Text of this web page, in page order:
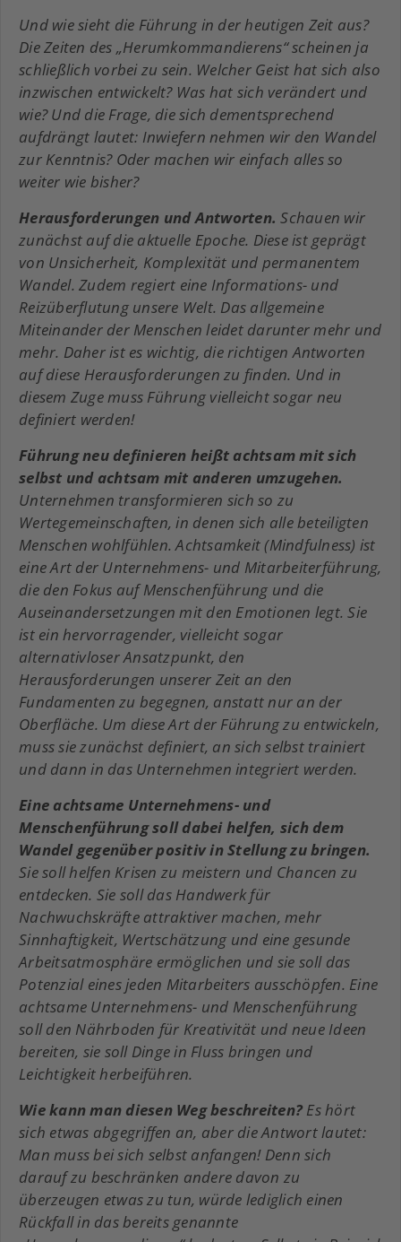
Und wie sieht die Führung in der heutigen Zeit aus?
Die Zeiten des „Herumkommandierens“ scheinen ja
schließlich vorbei zu sein. Welcher Geist hat sich also
inzwischen entwickelt? Was hat sich verändert und
wie? Und die Frage, die sich dementsprechend
aufdrängt lautet: Inwiefern nehmen wir den Wandel
zur Kenntnis? Oder machen wir einfach alles so
weiter wie bisher?
Herausforderungen und Antworten. Schauen wir
zunächst auf die aktuelle Epoche. Diese ist geprägt
von Unsicherheit, Komplexität und permanentem
Wandel. Zudem regiert eine Informations- und
Reizüberflutung unsere Welt. Das allgemeine
Miteinander der Menschen leidet darunter mehr und
mehr. Daher ist es wichtig, die richtigen Antworten
auf diese Herausforderungen zu finden. Und in
diesem Zuge muss Führung vielleicht sogar neu
definiert werden!
Führung neu definieren heißt achtsam mit sich
selbst und achtsam mit anderen umzugehen.
Unternehmen transformieren sich so zu
Wertegemeinschaften, in denen sich alle beteiligten
Menschen wohlfühlen. Achtsamkeit (Mindfulness) ist
eine Art der Unternehmens- und Mitarbeiterführung,
die den Fokus auf Menschenführung und die
Auseinandersetzungen mit den Emotionen legt. Sie
ist ein hervorragender, vielleicht sogar
alternativloser Ansatzpunkt, den
Herausforderungen unserer Zeit an den
Fundamenten zu begegnen, anstatt nur an der
Oberfläche. Um diese Art der Führung zu entwickeln,
muss sie zunächst definiert, an sich selbst trainiert
und dann in das Unternehmen integriert werden.
Eine achtsame Unternehmens- und
Menschenführung soll dabei helfen, sich dem
Wandel gegenüber positiv in Stellung zu bringen.
Sie soll helfen Krisen zu meistern und Chancen zu
entdecken. Sie soll das Handwerk für
Nachwuchskräfte attraktiver machen, mehr
Sinnhaftigkeit, Wertschätzung und eine gesunde
Arbeitsatmosphäre ermöglichen und sie soll das
Potenzial eines jeden Mitarbeiters ausschöpfen. Eine
achtsame Unternehmens- und Menschenführung
soll den Nährboden für Kreativität und neue Ideen
bereiten, sie soll Dinge in Fluss bringen und
Leichtigkeit herbeiführen.
Wie kann man diesen Weg beschreiten? Es hört
sich etwas abgegriffen an, aber die Antwort lautet:
Man muss bei sich selbst anfangen! Denn sich
darauf zu beschränken andere davon zu
überzeugen etwas zu tun, würde lediglich einen
Rückfall in das bereits genannte